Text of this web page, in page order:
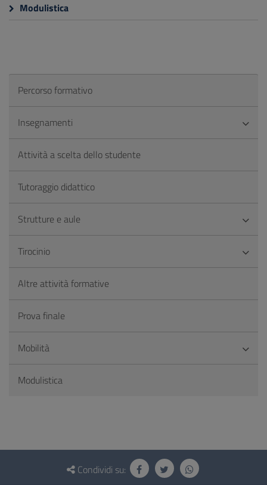
Modulistica
Percorso formativo
Insegnamenti
Attività a scelta dello studente
Tutoraggio didattico
Strutture e aule
Tirocinio
Altre attività formative
Prova finale
Mobilità
Modulistica
Questionario
Condividi su: